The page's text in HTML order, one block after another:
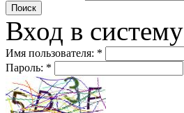
Вход в систему
Имя пользователя: *
Пароль: *